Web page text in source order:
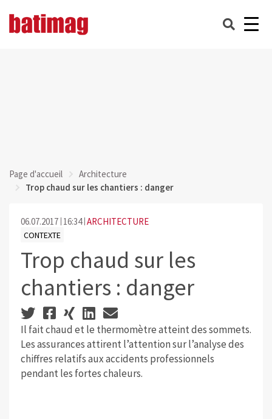
Page d'accueil
Architecture
Trop chaud sur les chantiers : danger
06.07.2017 16:34 ARCHITECTURE
CONTEXTE
Trop chaud sur les
chantiers : danger
Il fait chaud et le thermomètre atteint des sommets.
Les assurances attirent l’attention sur l’analyse des
chiffres relatifs aux accidents professionnels
pendant les fortes chaleurs.